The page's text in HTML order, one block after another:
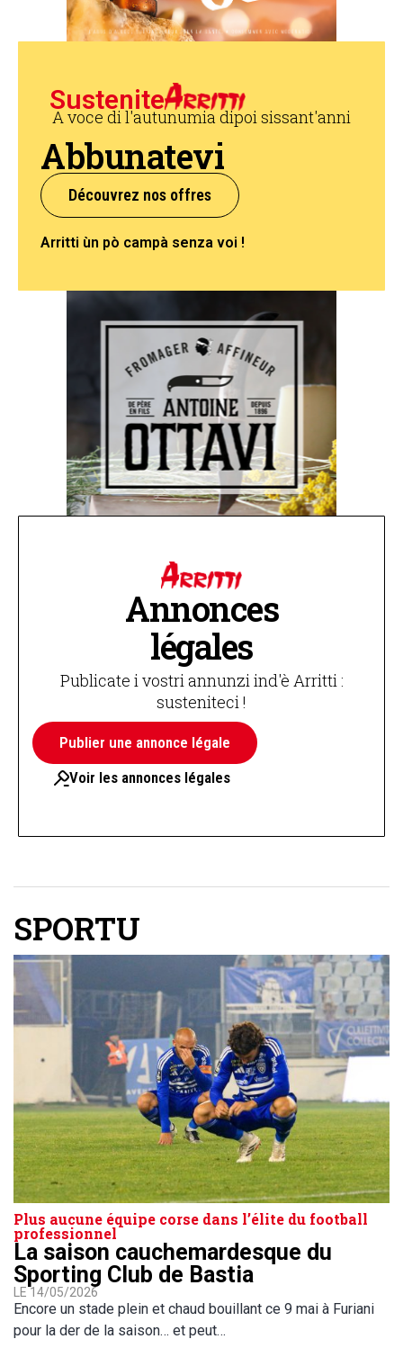
Sustenite
A voce di l'autunumia dipoi sissant'anni
Abbunatevi
Découvrez nos offres
Arritti ùn pò campà senza voi !
Annonces
légales
Publicate i vostri annunzi ind'è Arritti :
susteniteci !
Publier une annonce légale
Voir les annonces légales
SPORTU
Plus aucune équipe corse dans l’élite du football
professionnel
La saison cauchemardesque du
Sporting Club de Bastia
LE 14/05/2026
Encore un stade plein et chaud bouillant ce 9 mai à Furiani
pour la der de la saison… et peut…